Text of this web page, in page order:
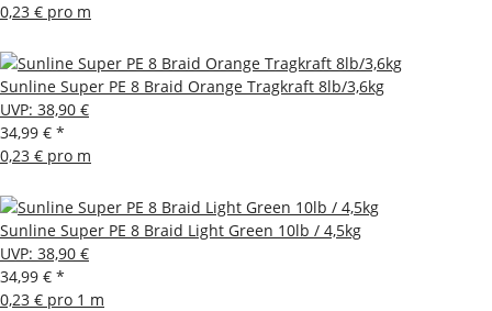
0,23 € pro m
Sunline Super PE 8 Braid Orange Tragkraft 8lb/3,6kg
UVP: 38,90 €
34,99 € *
0,23 € pro m
Sunline Super PE 8 Braid Light Green 10lb / 4,5kg
UVP: 38,90 €
34,99 € *
0,23 € pro 1 m